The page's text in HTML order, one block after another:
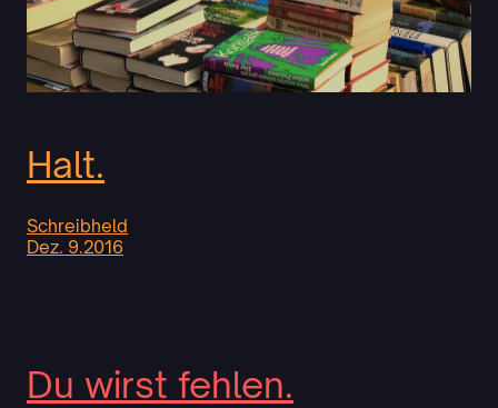
Halt.
Schreibheld
Dez. 9.2016
Du wirst fehlen.